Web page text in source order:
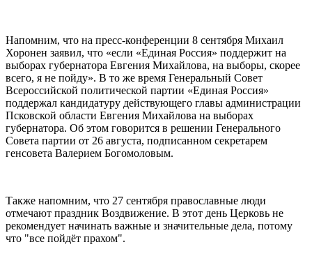
Напомним, что на пресс-конференции 8 сентября Михаил
Хоронен заявил, что «если «Единая Россия» поддержит на
выборах губернатора Евгения Михайлова, на выборы, скорее
всего, я не пойду». В то же время Генеральный Совет
Всероссийской политической партии «Единая Россия»
поддержал кандидатуру действующего главы администрации
Псковской области Евгения Михайлова на выборах
губернатора. Об этом говорится в решении Генерального
Совета партии от 26 августа, подписанном секретарем
генсовета Валерием Богомоловым.
Также напомним, что 27 сентября православные люди
отмечают праздник Воздвижение. В этот день Церковь не
рекомендует начинать важные и значительные дела, потому
что "все пойдёт прахом".